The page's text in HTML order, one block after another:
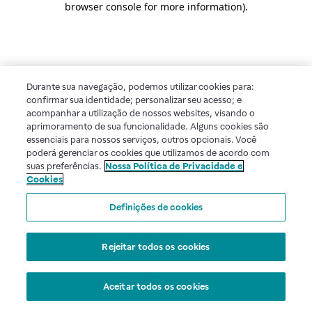
browser console for more information).
Durante sua navegação, podemos utilizar cookies para:
confirmar sua identidade; personalizar seu acesso; e
acompanhar a utilização de nossos websites, visando o
aprimoramento de sua funcionalidade. Alguns cookies são
essenciais para nossos serviços, outros opcionais. Você
poderá gerenciar os cookies que utilizamos de acordo com
suas preferências. Nossa Política de Privacidade e
Cookies
Definições de cookies
Rejeitar todos os cookies
Aceitar todos os cookies